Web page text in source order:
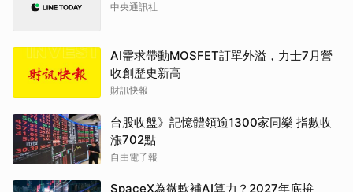
中央通訊社
AI需求帶動MOSFET訂單外溢，力士7月營
收創歷史新高
財訊快報
台股收盤》記憶體領逾1300家同樂 指數收
漲702點
自由電子報
SpaceX為微軟補AI算力？2027年底拚